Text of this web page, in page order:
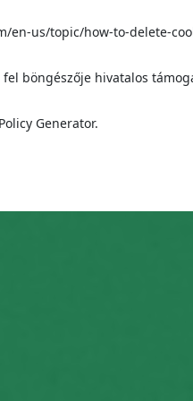
us/topic/how-to-delete-
böngészője hivatalos
Generator.